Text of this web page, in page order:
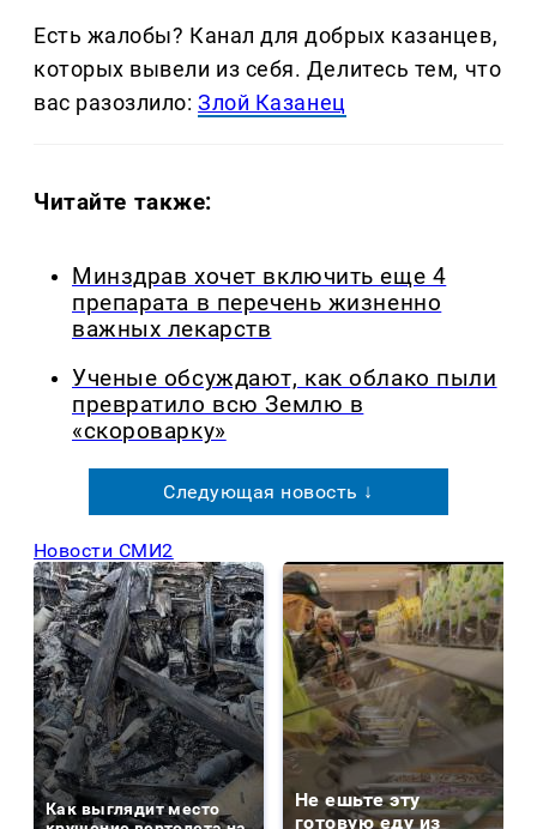
Есть жалобы? Канал для добрых казанцев,
которых вывели из себя. Делитеcь тем, что
вас разозлило:Злой Казанец
Читайте также:
Минздрав хочет включить еще 4
препарата в перечень жизненно
важных лекарств
Ученые обсуждают, как облако пыли
превратило всю Землю в
«скороварку»
Следующая новость ↓
Новости СМИ2
Как выглядит место
Не ешьте эту
готовую еду из